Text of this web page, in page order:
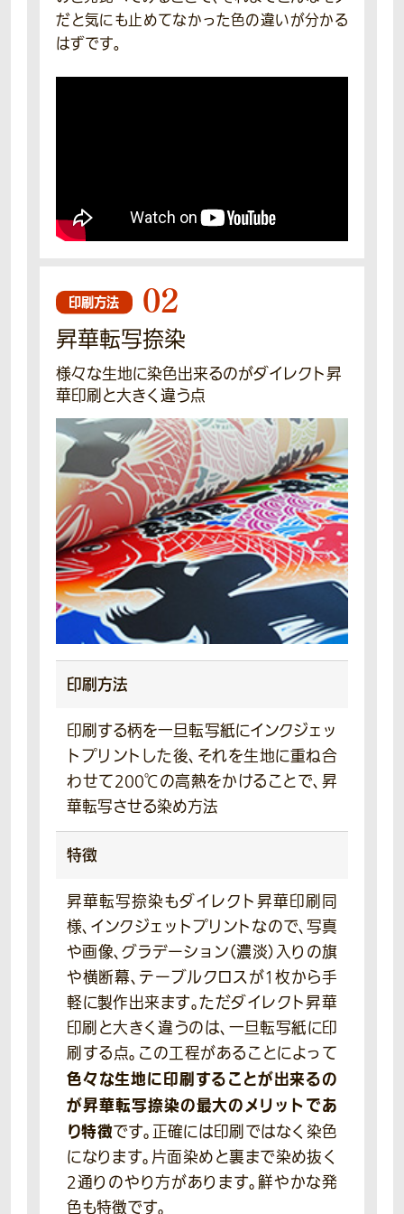
だと気にも止めてなかった色の違いが分かる
はずです。
印刷方法 02
昇華転写捺染
様々な生地に染色出来るのがダイレクト昇
華印刷と大きく違う点
印刷方法
印刷する柄を一旦転写紙にインクジェッ
トプリントした後、それを生地に重ね合
わせて200℃の高熱をかけることで、昇
華転写させる染め方法
特徴
昇華転写捺染もダイレクト昇華印刷同
様、インクジェットプリントなので、写真
や画像、グラデーション（濃淡）入りの旗
や横断幕、テーブルクロスが1枚から手
軽に製作出来ます。ただダイレクト昇華
印刷と大きく違うのは、一旦転写紙に印
刷する点。この工程があることによって
色々な生地に印刷することが出来るの
が昇華転写捺染の最大のメリットであ
り特徴です。正確には印刷ではなく染色
になります。片面染めと裏まで染め抜く
2通りのやり方があります。鮮やかな発
色も特徴です。